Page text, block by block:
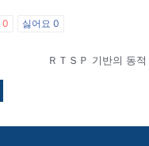
0 싫어요 0
ＲＴＳＰ 기반의 동